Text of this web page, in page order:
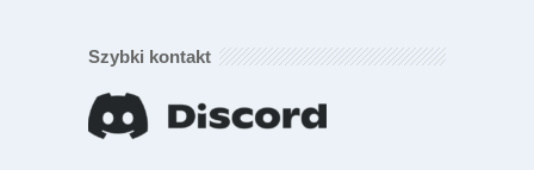
Szybki kontakt